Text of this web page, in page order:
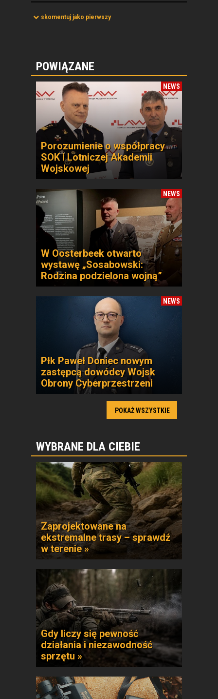
skomentuj jako pierwszy
POWIĄZANE
NEWS
Porozumienie o współpracy
SOK i Lotniczej Akademii
Wojskowej
NEWS
W Oosterbeek otwarto
wystawę „Sosabowski:
Rodzina podzielona wojną”
NEWS
Płk Paweł Doniec nowym
zastępcą dowódcy Wojsk
Obrony Cyberprzestrzeni
POKAŻ WSZYSTKIE
WYBRANE DLA CIEBIE
Zaprojektowane na
ekstremalne trasy – sprawdź
w terenie »
Gdy liczy się pewność
działania i niezawodność
sprzętu »